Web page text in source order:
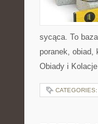
sycąca. To
poranek, obiad,
Obiady i
CATEGORIES: